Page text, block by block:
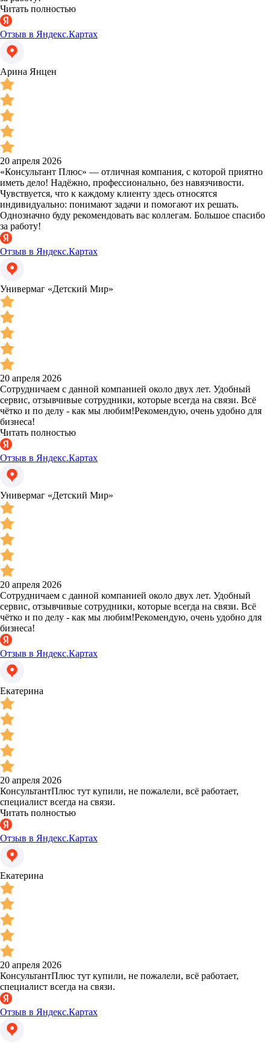
Читать полностью
Отзыв в Яндекс.Картах
Арина Янцен
20 апреля 2026
«Консультант Плюс» — отличная компания, с которой приятно
иметь дело! Надёжно, профессионально, без навязчивости.
Чувствуется, что к каждому клиенту здесь относятся
индивидуально: понимают задачи и помогают их решать.
Однозначно буду рекомендовать вас коллегам. Большое спасибо
за работу!
Отзыв в Яндекс.Картах
Универмаг «Детский Мир»
20 апреля 2026
Сотрудничаем с данной компанией около двух лет. Удобный
сервис, отзывчивые сотрудники, которые всегда на связи. Всё
чётко и по делу - как мы любим!Рекомендую, очень удобно для
бизнеса!
Читать полностью
Отзыв в Яндекс.Картах
Универмаг «Детский Мир»
20 апреля 2026
Сотрудничаем с данной компанией около двух лет. Удобный
сервис, отзывчивые сотрудники, которые всегда на связи. Всё
чётко и по делу - как мы любим!Рекомендую, очень удобно для
бизнеса!
Отзыв в Яндекс.Картах
Екатерина
20 апреля 2026
КонсультантПлюс тут купили, не пожалели, всё работает,
специалист всегда на связи.
Читать полностью
Отзыв в Яндекс.Картах
Екатерина
20 апреля 2026
КонсультантПлюс тут купили, не пожалели, всё работает,
специалист всегда на связи.
Отзыв в Яндекс.Картах